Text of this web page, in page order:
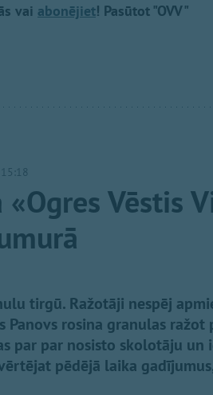
vai abonējiet! Pasūtot "OVV"
Vēstis
tirgū. Ražotāji nespēj
Panovs rosina granulas ražot
par par nosisto skolotāju un
pēdējā laika